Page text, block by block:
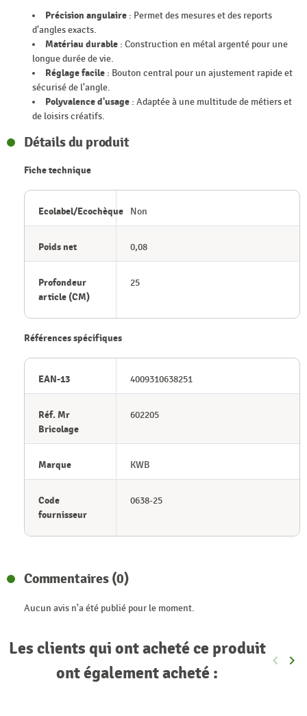
Précision angulaire : Permet des mesures et des reports
d'angles exacts.
Matériau durable : Construction en métal argenté pour une
longue durée de vie.
Réglage facile : Bouton central pour un ajustement rapide et
sécurisé de l'angle.
Polyvalence d'usage : Adaptée à une multitude de métiers et
de loisirs créatifs.
Détails du produit
Fiche technique
Ecolabel/Ecochèque Non
Poids net 0,08
Profondeur
article (CM)
25
Références spécifiques
EAN-13 4009310638251
Réf. Mr
Bricolage
602205
Marque KWB
Code
fournisseur
0638-25
Commentaires (0)
Aucun avis n'a été publié pour le moment.
Les clients qui ont acheté ce produit
ont également acheté :
keyboard_arrow_left keyboard_arrow_right